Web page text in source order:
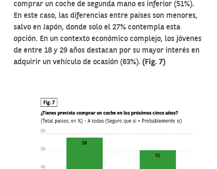
comprar un coche de segunda mano es inferior (51%).
En este caso, las diferencias entre países son menores,
salvo en Japón, donde solo el 27% contempla esta
opción. En un contexto económico complejo, los jóvenes
de entre 18 y 29 años destacan por su mayor interés en
adquirir un vehículo de ocasión (63%). (Fig. 7)